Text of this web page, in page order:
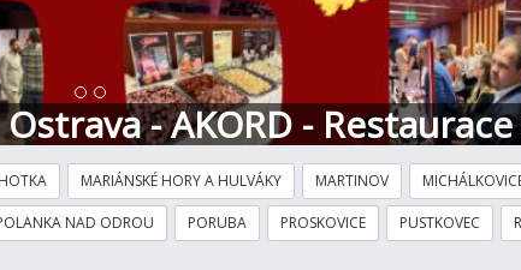
- AKORD - Restaurace
MARIÁNSKÉ HORY A HULVÁKY MARTINOV
NAD ODROU PORUBA PROSKOVICE PUSTKOVEC